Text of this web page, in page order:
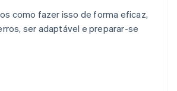
como fazer isso de forma eficaz,
ser adaptável e preparar-se